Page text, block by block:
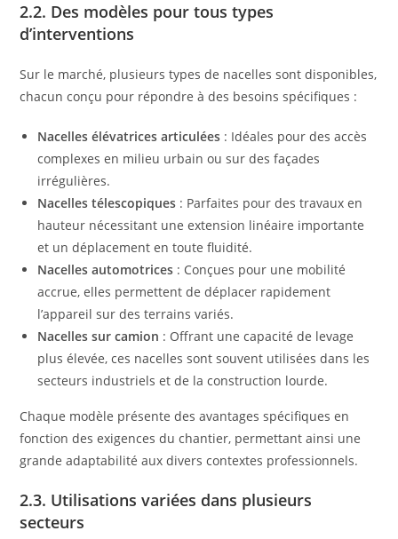
2.2. Des modèles pour tous types
d’interventions
Sur le marché, plusieurs types de nacelles sont disponibles,
chacun conçu pour répondre à des besoins spécifiques :
Nacelles élévatrices articulées : Idéales pour des accès
complexes en milieu urbain ou sur des façades
irrégulières.
Nacelles télescopiques : Parfaites pour des travaux en
hauteur nécessitant une extension linéaire importante
et un déplacement en toute fluidité.
Nacelles automotrices : Conçues pour une mobilité
accrue, elles permettent de déplacer rapidement
l’appareil sur des terrains variés.
Nacelles sur camion : Offrant une capacité de levage
plus élevée, ces nacelles sont souvent utilisées dans les
secteurs industriels et de la construction lourde.
Chaque modèle présente des avantages spécifiques en
fonction des exigences du chantier, permettant ainsi une
grande adaptabilité aux divers contextes professionnels.
2.3. Utilisations variées dans plusieurs
secteurs